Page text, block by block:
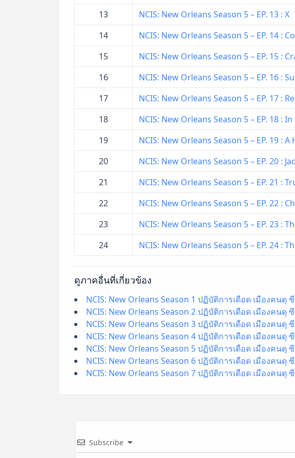
13
NCIS: New Orleans Season 5 – EP. 13 : X
14
NCIS: New Orleans Season 5 – EP. 14 :
15
NCIS: New Orleans Season 5 – EP. 15 :
16
NCIS: New Orleans Season 5 – EP. 16 :
17
NCIS: New Orleans Season 5 – EP. 17 :
18
NCIS: New Orleans Season 5 – EP. 18 :
19
NCIS: New Orleans Season 5 – EP. 19 :
20
NCIS: New Orleans Season 5 – EP. 20 :
21
NCIS: New Orleans Season 5 – EP. 21 :
22
NCIS: New Orleans Season 5 – EP. 22 :
23
NCIS: New Orleans Season 5 – EP. 23 :
24
NCIS: New Orleans Season 5 – EP. 24 :
ดูภาคอื่นที่เกี่ยวข้อง
NCIS: New Orleans Season 1 ปฏิบัติการเดือด เมืองคนดุ
NCIS: New Orleans Season 2 ปฏิบัติการเดือด เมืองคนดุ
NCIS: New Orleans Season 3 ปฏิบัติการเดือด เมืองคนดุ
NCIS: New Orleans Season 4 ปฏิบัติการเดือด เมืองคนดุ
NCIS: New Orleans Season 5 ปฏิบัติการเดือด เมืองคนดุ
NCIS: New Orleans Season 6 ปฏิบัติการเดือด เมืองคนดุ
NCIS: New Orleans Season 7 ปฏิบัติการเดือด เมืองคนดุ
Subscribe